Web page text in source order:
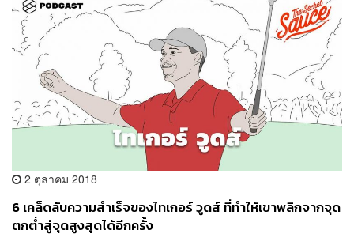
2 ตุลาคม 2018
6 เคล็ดลับความสำเร็จของไทเกอร์ วูดส์ ที่ทำให้เขาพลิกจากจุด
ตกต่ำสู่จุดสูงสุดได้อีกครั้ง